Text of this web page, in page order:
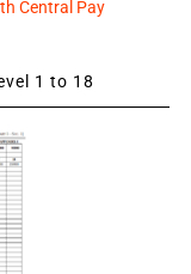
Central Pay
1 to 18